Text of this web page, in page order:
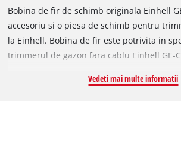
Bobina de fir de schimb originala Einhell
accesoriu si o piesa de schimb pentru
la Einhell. Bobina de fir este potrivita in
trimmerul de gazon fara cablu Einhell GE-
lung de 5 metri si are un diametru de 1,6
Vedeti mai multe informatii